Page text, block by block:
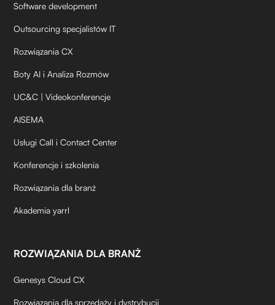
Software development
Outsourcing specjalistów IT
Rozwiązania CX
Boty AI i Analiza Rozmów
UC&C | Videokonferencje
AISEMA
Usługi Call i Contact Center
Konferencje i szkolenia
Rozwiązania dla branż
Akademia yarrl
ROZWIĄZANIA DLA BRANŻ
Genesys Cloud CX
Rozwiązania dla sprzedaży i dystrybucji